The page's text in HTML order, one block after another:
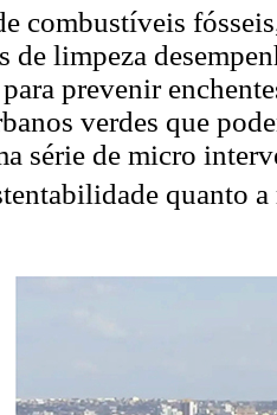
combustíveis
de limpeza
prevenir
verdes que
série de micro
quanto